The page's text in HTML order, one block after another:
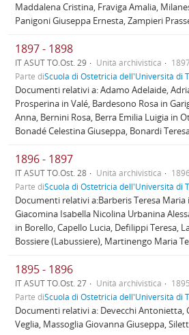
Maddalena Cristina, Fraviga Amalia,
Panigoni Giuseppa Ernesta, Zampieri
1897 - 1898
IT ASUT TO.Ost. 29 Unità archivistica
Parte diScuola di Ostetricia dell'Università di
Documenti relativi a: Adamo Adelaide,
Prosperina in Valé, Bardesono Rosa in
Anna, Bernini Rosa, Berra Emilia Luigia in
Bonadé Celestina Giuseppa, Bonardi
1896 - 1897
IT ASUT TO.Ost. 28 Unità archivistica
1896
Parte diScuola di Ostetricia dell'Università di
Documenti relativi a:Barberis Teresa
Giacomina Isabella Nicolina Urbanina
in Borello, Capello Lucia, Defilippi Teresa,
Bossiere (Labussiere), Martinengo Maria
1895 - 1896
IT ASUT TO.Ost. 27 Unità archivistica
1895
Parte diScuola di Ostetricia dell'Università di
Documenti relativi a: Devecchi Antonietta,
Veglia, Massoglia Giovanna Giuseppa,